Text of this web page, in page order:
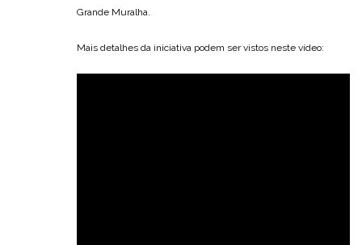
Grande Muralha.
Mais detalhes da iniciativa podem ser vistos neste vídeo: